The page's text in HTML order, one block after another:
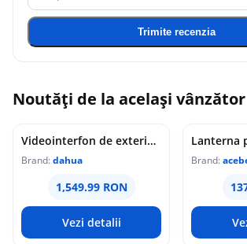
Trimite recenzia
Noutăți de la același vânzător
Videointerfon de exterior IP WiFi Dahua VTO6631QB-WP, 2MP, ecran 5 inch, acces prin PIN/recunoastere faciala/card/Bluetooth, slot card, microfon/difuzor, PoE
Brand:dahua
1,549.99 RON
Vezi detalii
Brand: